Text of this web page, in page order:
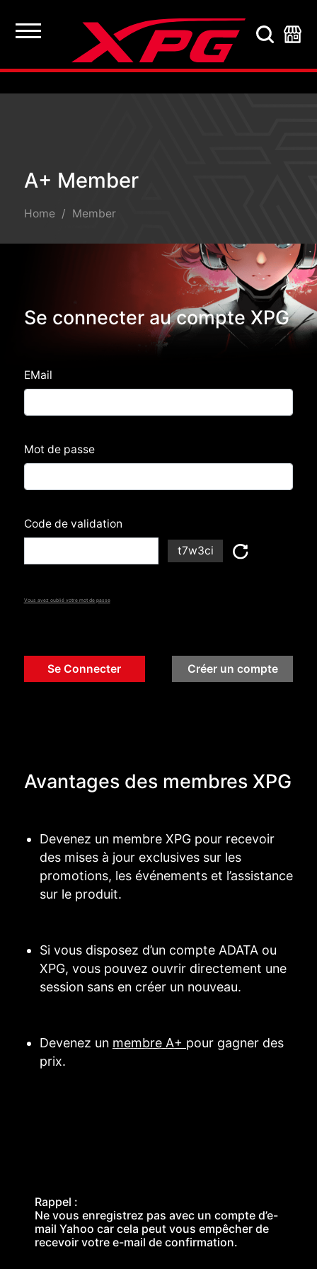
A+ Member
A+ Member
Home Member
Se connecter au compte XPG
EMail
Mot de passe
Code de validation
t7w3ci
Vous avez oublié votre mot de passe
Se Connecter Créer un compte
Avantages des membres XPG
Devenez un membre XPG pour recevoir
des mises à jour exclusives sur les
promotions, les événements et l’assistance
sur le produit.
Si vous disposez d’un compte ADATA ou
XPG, vous pouvez ouvrir directement une
session sans en créer un nouveau.
Devenez un membre A+ pour gagner des
prix.
Rappel :
Ne vous enregistrez pas avec un compte d’e-
mail Yahoo car cela peut vous empêcher de
recevoir votre e-mail de confirmation.